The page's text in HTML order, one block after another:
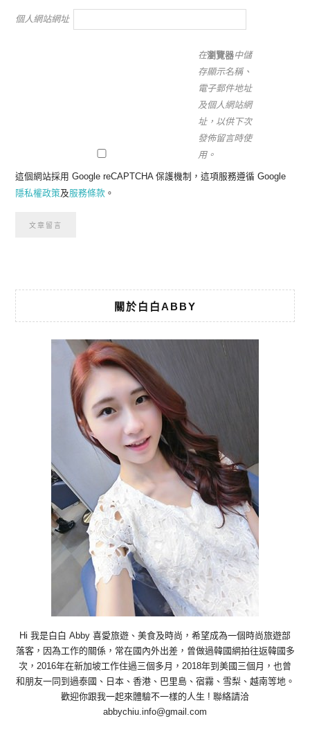
個人網站網址
在瀏覽器中儲
存顯示名稱、
電子郵件地址
及個人網站網
址，以供下次
發佈留言時使
用。
這個網站採用 Google reCAPTCHA 保護機制，這項服務遵循 Google
隱私權政策及服務條款 。
關於白白ABBY
Hi 我是白白 Abby 喜愛旅遊、美食及時尚，希望成為一個時尚旅遊部
落客，因為工作的關係，常在國內外出差，曾做過韓國網拍往返韓國多
次，2016年在新加坡工作住過三個多月，2018年到美國三個月，也曾
和朋友一同到過泰國、日本、香港、巴里島、宿霧、雪梨、越南等地。
歡迎你跟我一起來體驗不一樣的人生 ! 聯絡請洽
abbychiu.info@gmail.com